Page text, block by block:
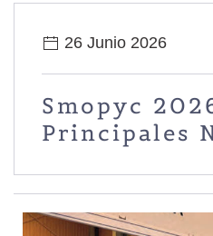
26 Junio 2026
Smopyc
Principales